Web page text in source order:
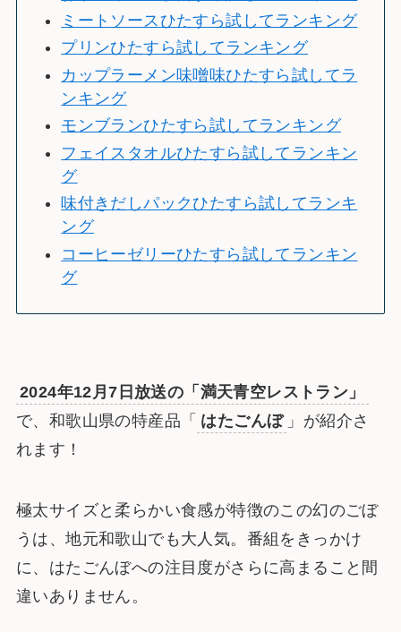
ミートソースひたすら試してランキング
プリンひたすら試してランキング
カップラーメン味噌味ひたすら試してラ
ンキング
モンブランひたすら試してランキング
フェイスタオルひたすら試してランキン
グ
味付きだしパックひたすら試してランキ
ング
コーヒーゼリーひたすら試してランキン
グ
2024年12月7日放送の「満天青空レストラン」
で、和歌山県の特産品「 はたごんぼ 」が紹介さ
れます！
極太サイズと柔らかい食感が特徴のこの幻のごぼ
うは、地元和歌山でも大人気。番組をきっかけ
に、はたごんぼへの注目度がさらに高まること間
違いありません。